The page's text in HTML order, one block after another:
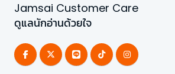
Jamsai Customer Care
ดูแลนักอ่านด้วยใจ